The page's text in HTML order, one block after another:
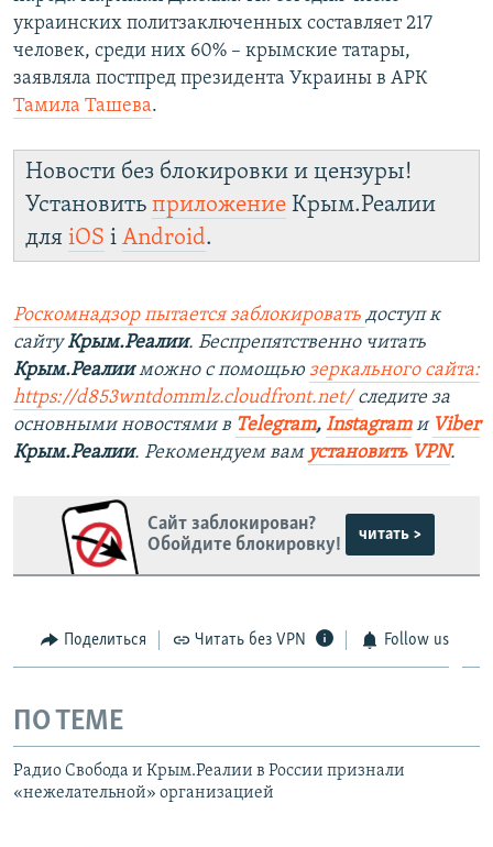
украинских политзаключенных составляет 217
человек, среди них 60% – крымские татары,
заявляла постпред президента Украины в АРК
Тамила Ташева.
Новости без блокировки и цензуры!
Установить приложение Крым.Реалии
для iOS і Android.
Роскомнадзор пытается заблокировать доступ к
сайтуКрым.Реалии. Беспрепятственно читать
Крым.Реалииможно с помощью зеркального сайта:
https://d853wntdommlz.cloudfront.net/следите за
основными новостями в Telegram, Instagramи Viber
Крым.Реалии. Рекомендуем вам установить VPN.
Сайт заблокирован?
Обойдите блокировку!
читать >
Поделиться Читать без VPN Follow us
ПО ТЕМЕ
Радио Свобода и Крым.Реалии в России признали
«нежелательной» организацией